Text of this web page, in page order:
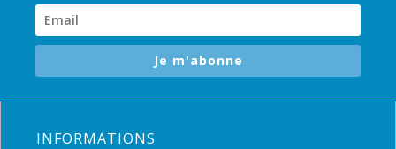
Je m'abonne
INFORMATIONS